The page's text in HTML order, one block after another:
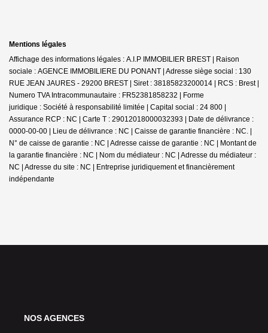
Mentions légales
Affichage des informations légales : A.I.P IMMOBILIER BREST | Raison
sociale : AGENCE IMMOBILIERE DU PONANT | Adresse siège social : 130
RUE JEAN JAURES - 29200 BREST | Siret : 38185823200014 | RCS : Brest |
Numero TVA Intracommunautaire : FR52381858232 | Forme
juridique : Société à responsabilité limitée | Capital social : 24 800 |
Assurance RCP : NC | Carte T : 29012018000032393 | Date de délivrance :
0000-00-00 | Lieu de délivrance : NC | Caisse de garantie financière : NC. |
N° de caisse de garantie : NC | Adresse caisse de garantie : NC | Montant de
la garantie financière : NC | Nom du médiateur : NC | Adresse du médiateur :
NC | Adresse du site : NC |
Entreprise juridiquement et financièrement
indépendante
NOS AGENCES